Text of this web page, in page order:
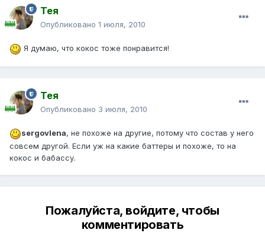
Тея
Опубликовано 1 июля, 2010
Я думаю, что кокос тоже понравится!
Тея
Опубликовано 3 июля, 2010
sergovlena, не похоже на другие, потому что состав у него
совсем другой. Если уж на какие баттеры и похоже, то на
кокос и бабассу.
Пожалуйста, войдите, чтобы
комментировать